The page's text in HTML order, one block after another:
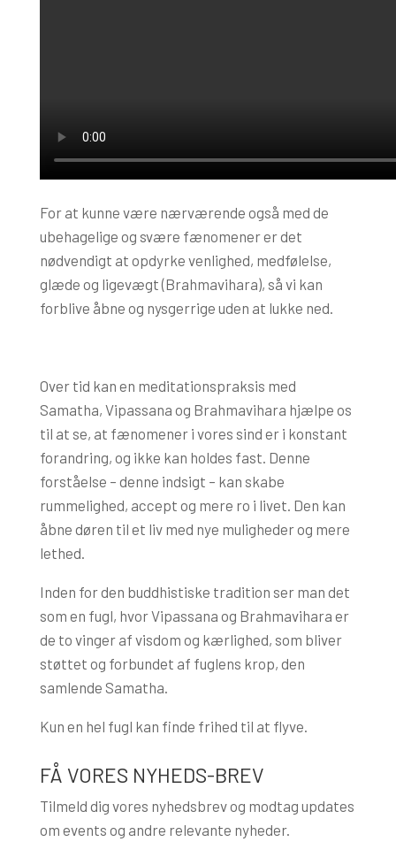
For at kunne være nærværende også med de
ubehagelige og svære fænomener er det
nødvendigt at opdyrke venlighed, medfølelse,
glæde og ligevægt (Brahmavihara), så vi kan
forblive åbne og nysgerrige uden at lukke ned.
Over tid kan en meditationspraksis med
Samatha, Vipassana og Brahmavihara hjælpe os
til at se, at fænomener i vores sind er i konstant
forandring, og ikke kan holdes fast. Denne
forståelse – denne indsigt – kan skabe
rummelighed, accept og mere ro i livet. Den kan
åbne døren til et liv med nye muligheder og mere
lethed.
Inden for den buddhistiske tradition ser man det
som en fugl, hvor Vipassana og Brahmavihara er
de to vinger af visdom og kærlighed, som bliver
støttet og forbundet af fuglens krop, den
samlende Samatha.
Kun en hel fugl kan finde frihed til at flyve.
FÅ VORES NYHEDS-BREV
Tilmeld dig vores nyhedsbrev og modtag updates
om events og andre relevante nyheder.